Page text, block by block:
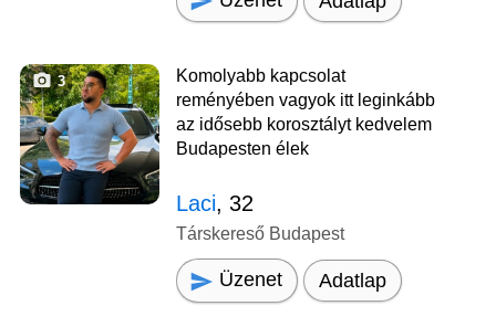
3
Komolyabb kapcsolat
reményében vagyok itt leginkább
az idősebb korosztályt kedvelem
Budapesten élek
Laci, 32
Társkereső Budapest
Üzenet Adatlap